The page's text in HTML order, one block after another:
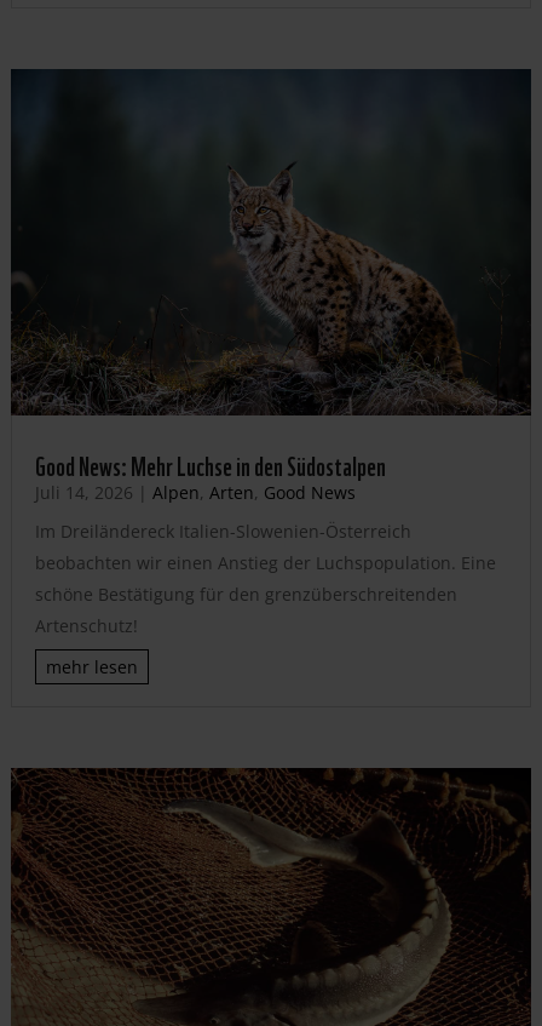
Good News: Mehr Luchse in den Südostalpen
Juli 14, 2026 | Alpen, Arten, Good News
Im Dreiländereck Italien-Slowenien-Österreich
beobachten wir einen Anstieg der Luchspopulation. Eine
schöne Bestätigung für den grenzüberschreitenden
Artenschutz!
mehr lesen